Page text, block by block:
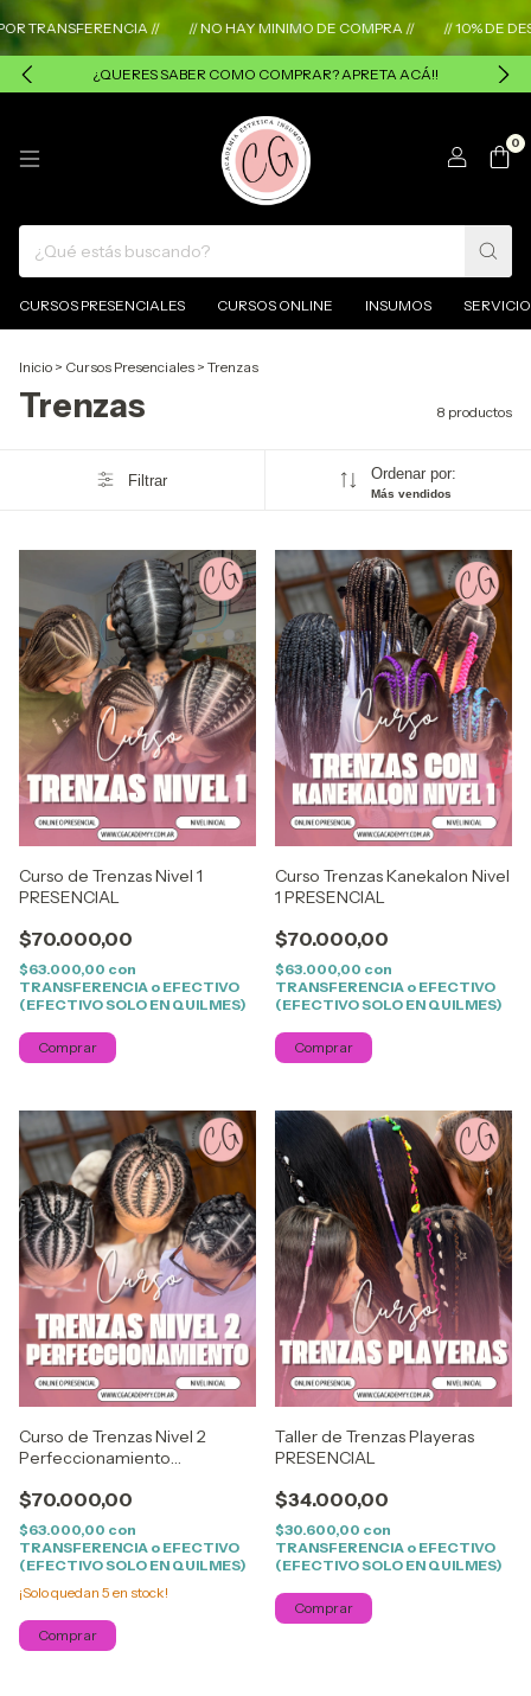
TRANSFERENCIA // // NO HAY MINIMO DE COMPRA // // 10% DE
¿QUERES SABER COMO COMPRAR? APRETA ACÁ!!
0
CURSOS PRESENCIALES CURSOS ONLINE INSUMOS
Inicio > Cursos Presenciales > Trenzas
Trenzas 8 productos
Filtrar Ordenar por:
Más vendidos
Curso de Trenzas Nivel 1
PRESENCIAL
$70.000,00
$63.000,00 con
TRANSFERENCIA o EFECTIVO
(EFECTIVO SOLO EN QUILMES)
Comprar
Curso Trenzas Kanekalon Nivel
1 PRESENCIAL
$70.000,00
$63.000,00 con
TRANSFERENCIA o EFECTIVO
(EFECTIVO SOLO EN QUILMES)
Comprar
Curso de Trenzas Nivel 2
Perfeccionamiento
$70.000,00
$63.000,00 con
TRANSFERENCIA o EFECTIVO
(EFECTIVO SOLO EN QUILMES)
¡Solo quedan 5 en stock!
Comprar
Taller de Trenzas Playeras
PRESENCIAL
$34.000,00
$30.600,00 con
TRANSFERENCIA o EFECTIVO
(EFECTIVO SOLO EN QUILMES)
Comprar